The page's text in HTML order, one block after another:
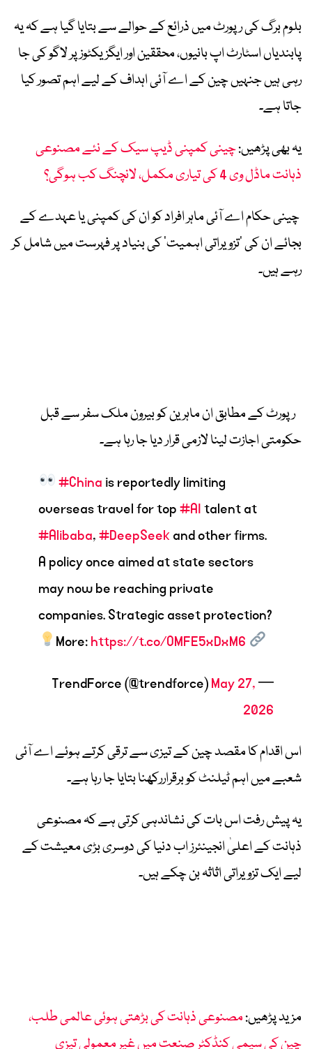
بلوم برگ کی رپورٹ میں ذرائع کے حوالے سے بتایا گیا ہے کہ یہ
پابندیاں اسٹارٹ اپ بانیوں، محققین اور ایگزیکٹوز پر لاگو کی جا
رہی ہیں جنہیں چین کے اے آئی اہداف کے لیے اہم تصور کیا
جاتا ہے۔
یہ بھی پڑھیں:چینی کمپنی ڈیپ سیک کے نئے مصنوعی
ذہانت ماڈل وی 4 کی تیاری مکمل، لانچنگ کب ہوگی؟
چینی حکام اے آئی ماہر افراد کو ان کی کمپنی یا عہدے کے
بجائے ان کی ‘تزویراتی اہمیت’ کی بنیاد پر فہرست میں شامل کر
رہے ہیں۔
رپورٹ کے مطابق ان ماہرین کو بیرون ملک سفر سے قبل
حکومتی اجازت لینا لازمی قرار دیا جا رہا ہے۔
#China is reportedly limiting
overseas travel for top#AItalent at
#Alibaba,#DeepSeekand other firms.
A policy once aimed at state sectors
may now be reaching private
companies. Strategic asset protection?
More:https://t.co/OMFE5xDxM6
— TrendForce (@trendforce)
May 27,
2026
اس اقدام کا مقصد چین کے تیزی سے ترقی کرتے ہوئے اے آئی
شعبے میں اہم ٹیلنٹ کو برقراررکھنا بتایا جا رہا ہے۔
یہ پیش رفت اس بات کی نشاندہی کرتی ہے کہ مصنوعی
ذہانت کے اعلیٰ انجینئرز اب دنیا کی دوسری بڑی معیشت کے
لیے ایک تزویراتی اثاثہ بن چکے ہیں۔
مزید پڑھیں:مصنوعی ذہانت کی بڑھتی ہوئی عالمی طلب،
چین کی سیمی کنڈکٹر صنعت میں غیر معمولی تیزی